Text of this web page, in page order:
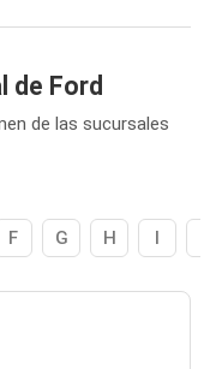
de Ford
de las sucursales
F G H I